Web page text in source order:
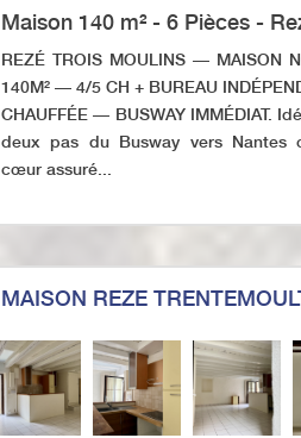
Maison 140 m² - 6 Pièces -
REZÉ TROIS MOULINS — MAISON
140M² — 4/5 CH + BUREAU
CHAUFFÉE — BUSWAY IMMÉDIAT.
deux pas du Busway vers Nantes
cœur assuré...
MAISON REZE